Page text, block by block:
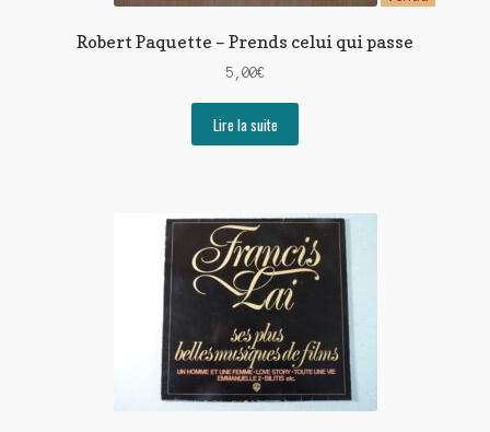
Robert Paquette – Prends celui qui passe
5,00€
Lire la suite